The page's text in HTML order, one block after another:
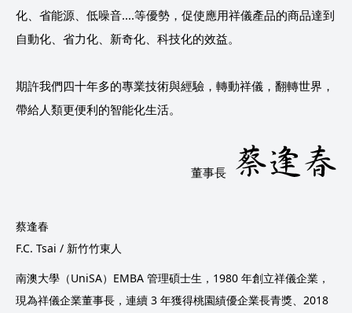
化、省能源、低噪音....等優勢，促使應用祥儀產品的商品達到
自動化、省力化、新奇化、科技化的效益。
期許我們四十年多的專業技術與經驗，轉動祥儀，翻轉世界，
帶給人類更便利的智能化生活。
董事長
蔡逢春
F.C. Tsai / 新竹竹東人
南澳大學（UniSA）EMBA 管理碩士生，1980 年創立祥儀企業，
現為祥儀企業董事長，連續 3 年獲得桃園績優企業長青獎、2018